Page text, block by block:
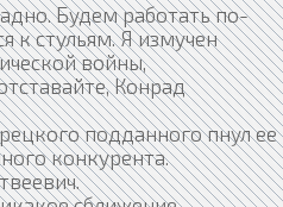
Будем работать по-
к стульям. Я измучен
войны,
Конрад
подданного пнул ее
конкурента.